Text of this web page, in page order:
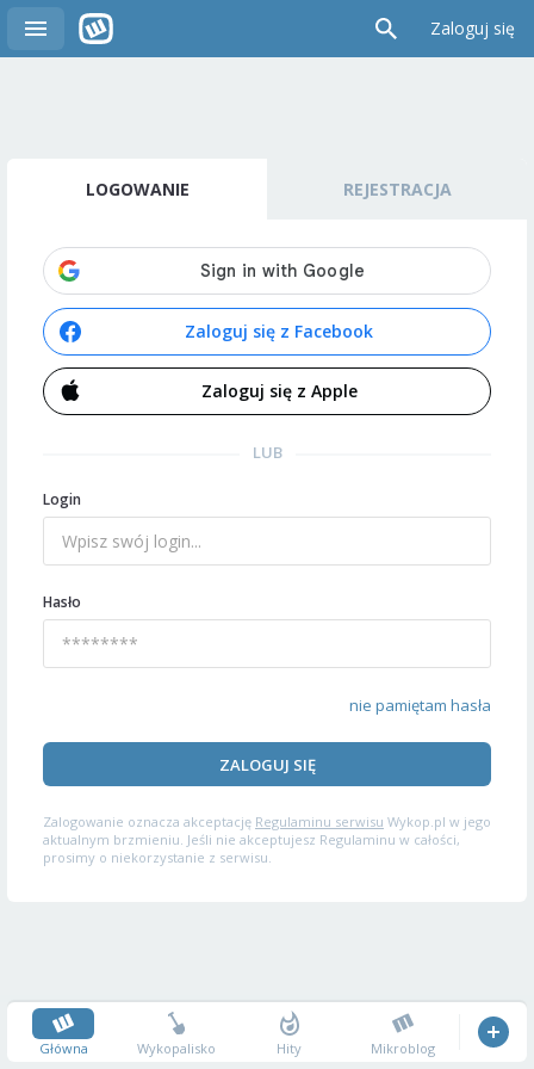
Zaloguj się
LOGOWANIE REJESTRACJA
Zaloguj się z Facebook
Zaloguj się z Apple
LUB
Login
Hasło
nie pamiętam hasła
ZALOGUJ SIĘ
Zalogowanie oznacza akceptację Regulaminu serwisu Wykop.pl w jego
aktualnym brzmieniu. Jeśli nie akceptujesz Regulaminu w całości,
prosimy o niekorzystanie z serwisu.
Główna Wykopalisko Hity Mikroblog